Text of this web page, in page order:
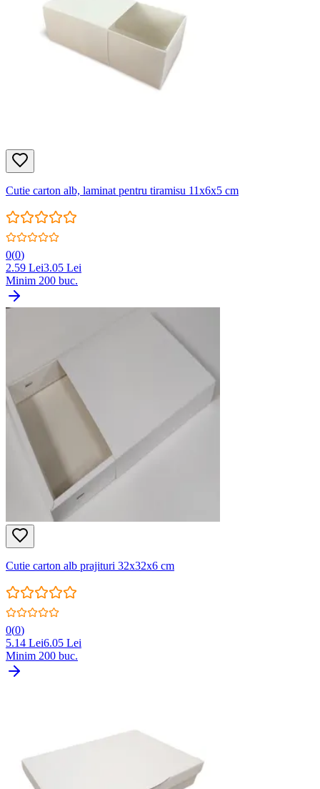
Cutie carton alb, laminat pentru tiramisu 11x6x5 cm
0(0)
2.59 Lei3.05 Lei
Minim 200 buc.
Cutie carton alb prajituri 32x32x6 cm
0(0)
5.14 Lei6.05 Lei
Minim 200 buc.